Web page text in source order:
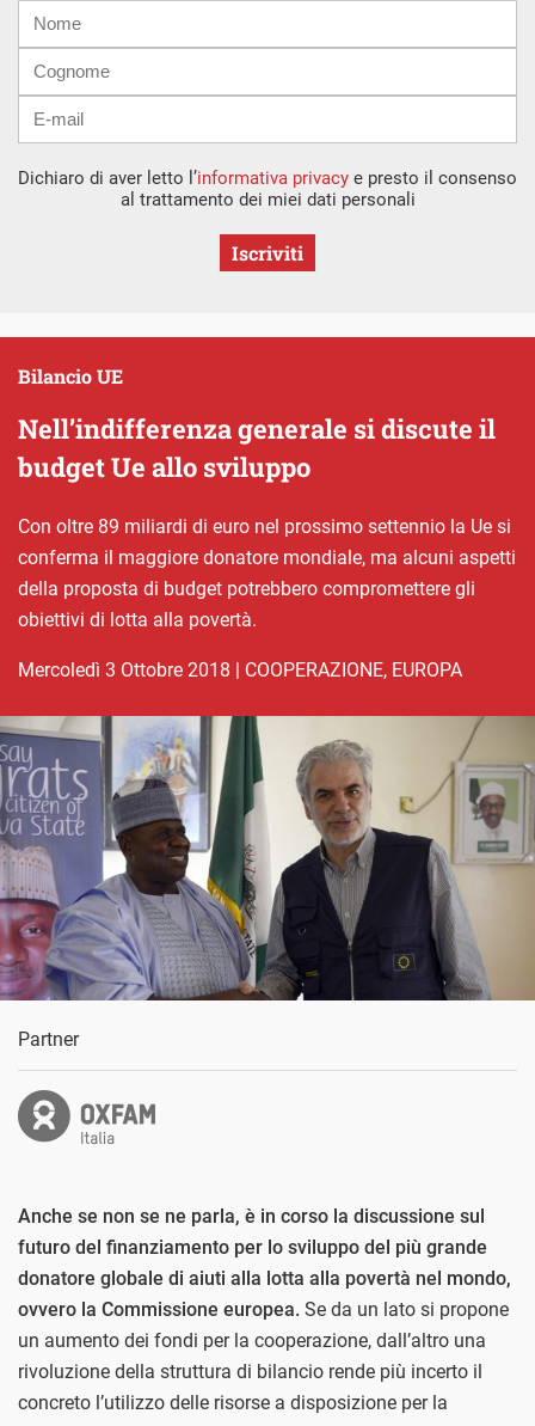
mail
Dichiaro di aver letto l’informativa privacy e presto il consenso
al trattamento dei miei dati personali
Iscriviti
Nell’indifferenza generale si discute il
budget Ue allo sviluppo
Bilancio UE
Con oltre 89 miliardi di euro nel prossimo settennio la Ue si
conferma il maggiore donatore mondiale, ma alcuni aspetti
della proposta di budget potrebbero compromettere gli
obiettivi di lotta alla povertà.
mercoledì 3 Ottobre 2018 | COOPERAZIONE, EUROPA
Partner
Anche se non se ne parla, è in corso la discussione sul
futuro del finanziamento per lo sviluppo del più grande
donatore globale di aiuti alla lotta alla povertà nel mondo,
ovvero la Commissione europea. Se da un lato si propone
un aumento dei fondi per la cooperazione, dall’altro una
rivoluzione della struttura di bilancio rende più incerto il
concreto l’utilizzo delle risorse a disposizione per la